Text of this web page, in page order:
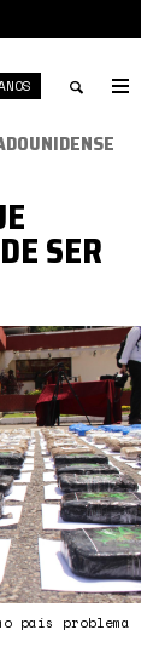
Toggle
país problema
SER